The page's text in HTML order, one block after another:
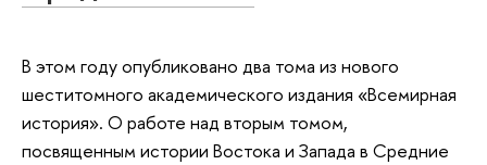
В этом году опубликовано два тома из нового
шеститомного академического издания «Всемирная
история». О работе над вторым томом,
посвященным истории Востока и Запада в Средние